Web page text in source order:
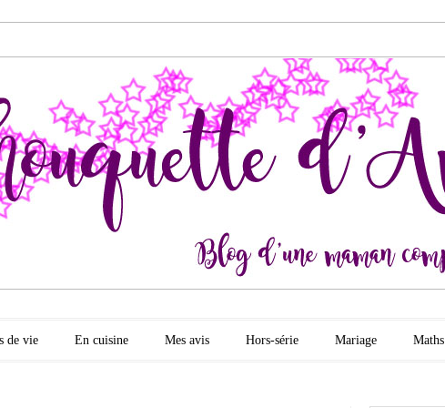
d'amour
de vie En cuisine Mes avis Hors-série Mariage Maths